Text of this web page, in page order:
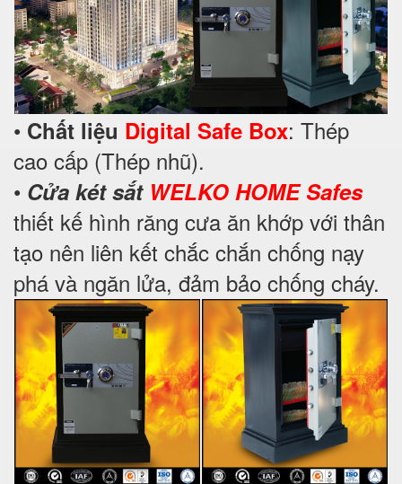
• Chất liệu Digital Safe Box: Thép
cao cấp (Thép nhũ).
• Cửa két sắt WELKO HOME Safes
thiết kế hình răng cưa ăn khớp với thân
tạo nên liên kết chắc chắn chống nạy
phá và ngăn lửa, đảm bảo chống cháy.